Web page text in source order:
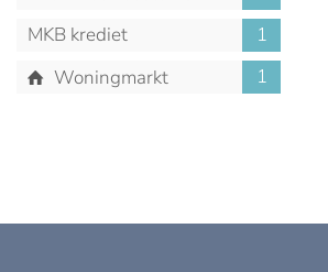
MKB krediet
1
Woningmarkt
1